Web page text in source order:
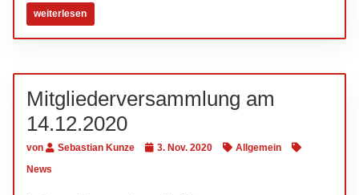
weiterlesen
Mitgliederversammlung am
14.12.2020
von Sebastian Kunze 3. Nov. 2020
Allgemein
News